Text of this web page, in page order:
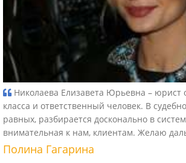
Николаева Елизавета Юрьевна – юрист
класса и ответственный человек. В
равных, разбирается досконально в
внимательная к нам, клиентам. Желаю
Полина Гагарина